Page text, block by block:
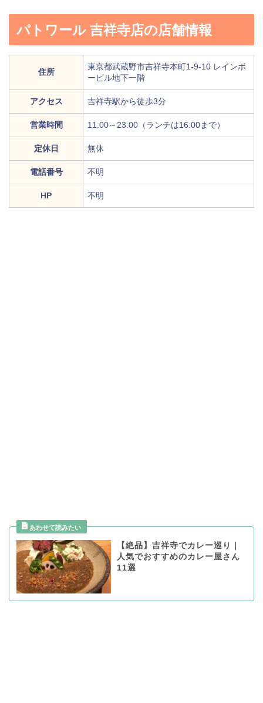
パトワール 吉祥寺店の店舗情報
住所
東京都武蔵野市吉祥寺本町1-9-10 レインボ
ービル地下一階
アクセス 吉祥寺駅から徒歩3分
営業時間 11:00～23:00（ランチは16:00まで）
定休日 無休
電話番号 不明
HP 不明
【絶品】吉祥寺でカレー巡り｜
人気でおすすめのカレー屋さん
11選